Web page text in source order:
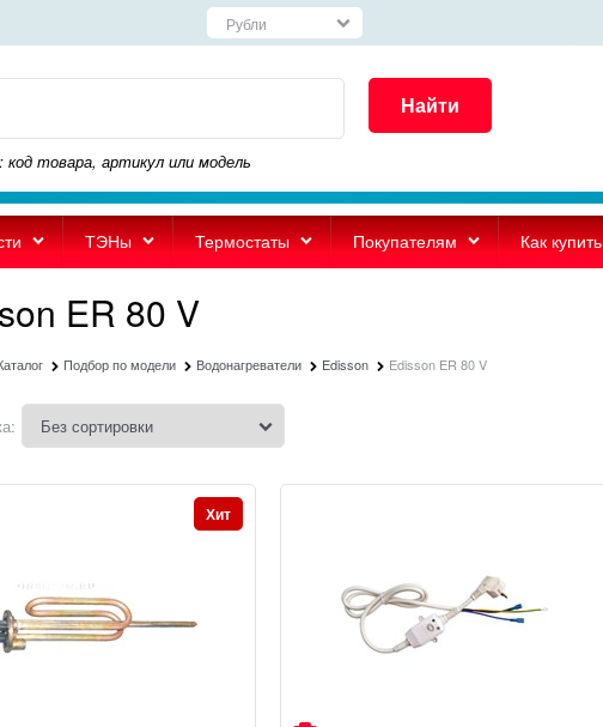
Найти
код товара, артикул или модель
ТЭНы Термостаты Покупателям Как купить
ER 80 V
Подбор по модели Водонагреватели Edisson Edisson ER 80 V
Хит